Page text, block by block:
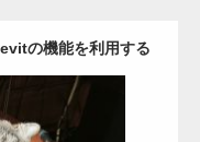
の機能を利用する